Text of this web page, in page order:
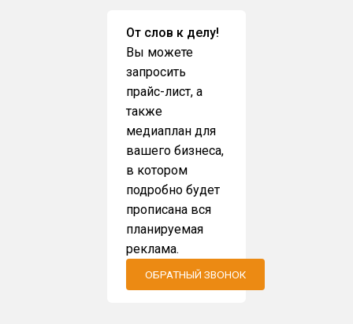
От слов к делу!
Вы можете
запросить
прайс-лист, а
также
медиаплан для
вашего бизнеса,
в котором
подробно будет
прописана вся
планируемая
реклама.
ОБРАТНЫЙ ЗВОНОК